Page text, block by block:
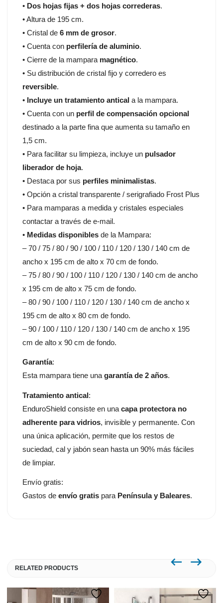
• Dos hojas fijas + dos hojas correderas.
• Altura de 195 cm.
• Cristal de6 mm de grosor.
• Cuenta con perfilería de aluminio.
• Cierre de la mampara magnético.
• Su distribución de cristal fijo y corredero es
reversible.
• Incluye un tratamiento antical a la mampara.
• Cuenta con un perfil de compensación opcional
destinado a la parte fina que aumenta su tamaño en
1,5 cm.
• Para facilitar su limpieza, incluye un pulsador
liberador de hoja.
• Destaca por sus perfiles minimalistas.
• Opción a cristal transparente / serigrafiado Frost Plus
• Para mamparas a medida y cristales especiales
contactar a través de e-mail.
• Medidas disponibles de la Mampara:
– 70 / 75 / 80 / 90 / 100 / 110 / 120 / 130 / 140 cm de
ancho x 195 cm de alto x 70 cm de fondo.
– 75 / 80 / 90 / 100 / 110 / 120 / 130 / 140 cm de ancho
x 195 cm de alto x 75 cm de fondo.
– 80 / 90 / 100 / 110 / 120 / 130 / 140 cm de ancho x
195 cm de alto x 80 cm de fondo.
– 90 / 100 / 110 / 120 / 130 / 140 cm de ancho x 195
cm de alto x 90 cm de fondo.
Garantía:
Esta mampara tiene una garantía de 2 años.
Tratamiento antical:
EnduroShield consiste en unacapa protectora no
adherente para vidrios, invisible y permanente. Con
una única aplicación, permite que los restos de
suciedad, cal y jabón sean hasta un 90% más fáciles
de limpiar.
Envío gratis:
Gastos deenvío gratis para Península y Baleares.
RELATED PRODUCTS